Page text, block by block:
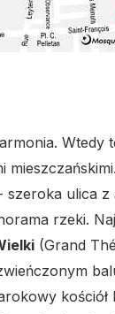
Wtedy
szeroka ulica
rzeki.
(Grand
kościół